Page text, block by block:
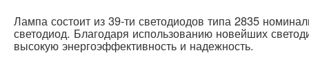
Лампа состоит из 39-ти светодиодов типа 2835
светодиод. Благодаря использованию новейших
высокую энергоэффективность и надежность.